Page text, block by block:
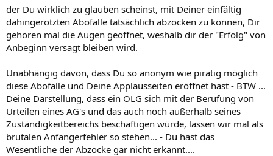
der Du wirklich zu glauben scheinst, mit Deiner einfältig
dahingerotzten Abofalle tatsächlich abzocken zu können, Dir
gehören mal die Augen geöffnet, weshalb dir der "Erfolg" von
Anbeginn versagt bleiben wird.
Unabhängig davon, dass Du so anonym wie piratig möglich
diese Abofalle und Deine Applausseiten eröffnet hast - BTW ...
Deine Darstellung, dass ein OLG sich mit der Berufung von
Urteilen eines AG's und das auch noch außerhalb seines
Zuständigkeitbereichs beschäftigen würde, lassen wir mal als
brutalen Anfängerfehler so stehen... - Du hast das
Wesentliche der Abzocke gar nicht erkannt....